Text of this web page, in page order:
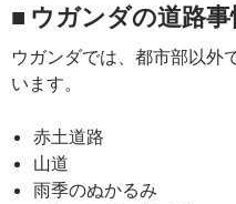
■ ウガンダの道路
ウガンダでは、都市部以外
います。
赤土道路
山道
雨季のぬかるみ